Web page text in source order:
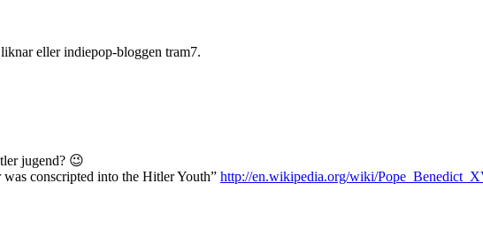
eller indiepop-bloggen tram7.
jugend? 😉
conscripted into the Hitler Youth” http://en.wikipedia.org/wiki/